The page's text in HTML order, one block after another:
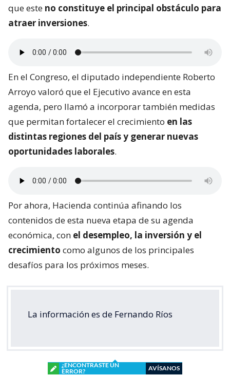
que este no constituye el principal obstáculo para
atraer inversiones.
En el Congreso, el diputado independiente Roberto
Arroyo valoró que el Ejecutivo avance en esta
agenda, pero llamó a incorporar también medidas
que permitan fortalecer el crecimiento en las
distintas regiones del país y generar nuevas
oportunidades laborales.
Por ahora, Hacienda continúa afinando los
contenidos de esta nueva etapa de su agenda
económica, con el desempleo, la inversión y el
crecimiento como algunos de los principales
desafíos para los próximos meses.
La información es de Fernando Ríos
¿ENCONTRASTE UN
ERROR?
AVÍSANOS